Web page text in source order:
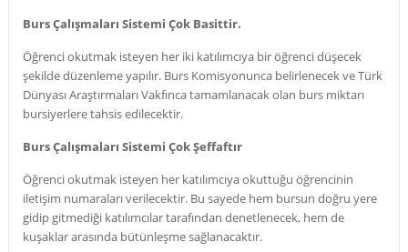
Burs Çalışmaları Sistemi Çok Basittir.
Öğrenci okutmak isteyen her iki katılımcıya bir öğrenci düşecek
şekilde düzenleme yapılır. Burs Komisyonunca belirlenecek ve Türk
Dünyası Araştırmaları Vakfınca tamamlanacak olan burs miktarı
bursiyerlere tahsis edilecektir.
Burs Çalışmaları Sistemi Çok Şeffaftır
Öğrenci okutmak isteyen her katılımcıya okuttuğu öğrencinin
iletişim numaraları verilecektir. Bu sayede hem bursun doğru yere
gidip gitmediği katılımcılar tarafından denetlenecek, hem de
kuşaklar arasında bütünleşme sağlanacaktır.